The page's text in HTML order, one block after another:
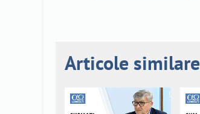
Articole similare